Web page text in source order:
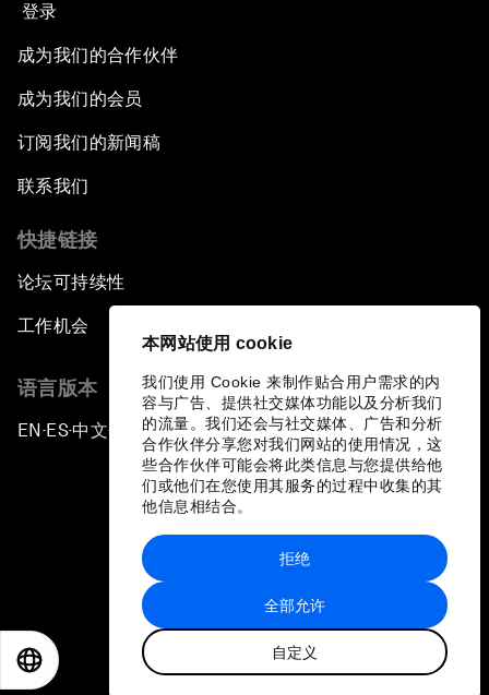
本网站使用 cookie
我们使用 Cookie 来制作贴合用户需求的内
容与广告、提供社交媒体功能以及分析我们
的流量。我们还会与社交媒体、广告和分析
合作伙伴分享您对我们网站的使用情况，这
些合作伙伴可能会将此类信息与您提供给他
们或他们在您使用其服务的过程中收集的其
他信息相结合。
全部允许
自定义
拒绝
登录
成为我们的合作伙伴
成为我们的会员
订阅我们的新闻稿
联系我们
快捷链接
论坛可持续性
工作机会
语言版本
EN ▪ES▪中文▪ 日本語
站点地图
世界经济论坛